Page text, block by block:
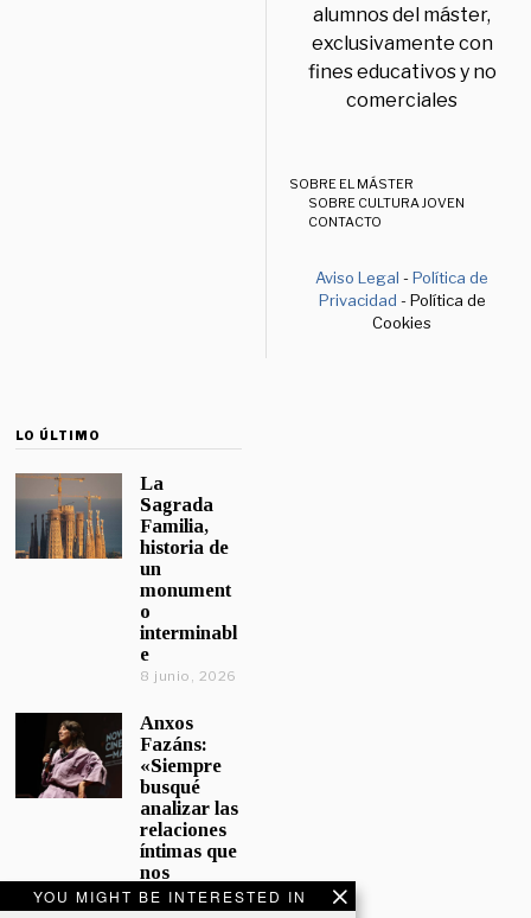
YOU MIGHT BE INTERESTED IN
alumnos del máster,
exclusivamente con
fines educativos y no
comerciales
SOBRE EL MÁSTER
SOBRE CULTURA JOVEN
CONTACTO
Aviso Legal -Política de
Privacidad - Política de
Cookies
LO ÚLTIMO
La
Sagrada
Familia,
historia de
un
monument
o
interminabl
e
8 junio, 2026
Anxos
Fazáns:
«Siempre
busqué
analizar las
relaciones
íntimas que
nos
afectan»